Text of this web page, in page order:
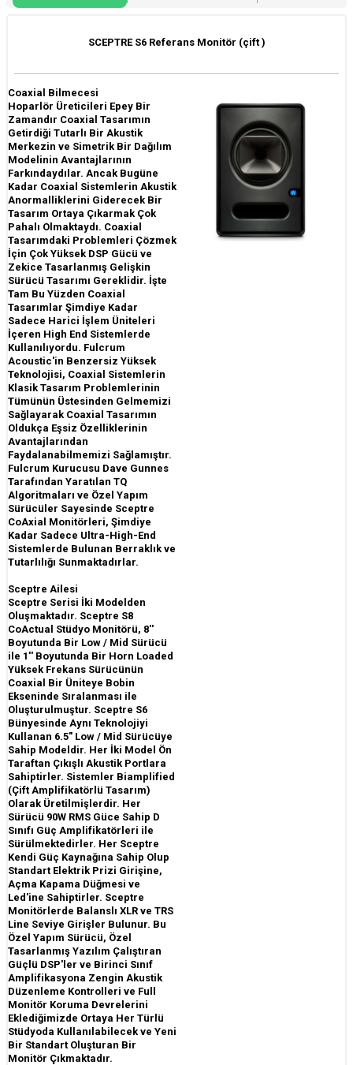
SCEPTRE S6 Referans Monitör (çift )
Coaxial Bilmecesi
Hoparlör Üreticileri Epey Bir
Zamandır Coaxial Tasarımın
Getirdiği Tutarlı Bir Akustik
Merkezin ve Simetrik Bir Dağılım
Modelinin Avantajlarının
Farkındaydılar. Ancak Bugüne
Kadar Coaxial Sistemlerin Akustik
Anormalliklerini Giderecek Bir
Tasarım Ortaya Çıkarmak Çok
Pahalı Olmaktaydı. Coaxial
Tasarımdaki Problemleri Çözmek
İçin Çok Yüksek DSP Gücü ve
Zekice Tasarlanmış Gelişkin
Sürücü Tasarımı Gereklidir. İşte
Tam Bu Yüzden Coaxial
Tasarımlar Şimdiye Kadar
Sadece Harici İşlem Üniteleri
İçeren High End Sistemlerde
Kullanılıyordu. Fulcrum
Acoustic'in Benzersiz Yüksek
Teknolojisi, Coaxial Sistemlerin
Klasik Tasarım Problemlerinin
Tümünün Üstesinden Gelmemizi
Sağlayarak Coaxial Tasarımın
Oldukça Eşsiz Özelliklerinin
Avantajlarından
Faydalanabilmemizi Sağlamıştır.
Fulcrum Kurucusu Dave Gunnes
Tarafından Yaratılan TQ
Algoritmaları ve Özel Yapım
Sürücüler Sayesinde Sceptre
CoAxial Monitörleri, Şimdiye
Kadar Sadece Ultra-High-End
Sistemlerde Bulunan Berraklık ve
Tutarlılığı Sunmaktadırlar.
Sceptre Ailesi
Sceptre Serisi İki Modelden
Oluşmaktadır. Sceptre S8
CoActual Stüdyo Monitörü, 8''
Boyutunda Bir Low / Mid Sürücü
ile 1'' Boyutunda Bir Horn Loaded
Yüksek Frekans Sürücünün
Coaxial Bir Üniteye Bobin
Ekseninde Sıralanması ile
Oluşturulmuştur. Sceptre S6
Bünyesinde Aynı Teknolojiyi
Kullanan 6.5" Low / Mid Sürücüye
Sahip Modeldir. Her İki Model Ön
Taraftan Çıkışlı Akustik Portlara
Sahiptirler. Sistemler Biamplified
(Çift Amplifikatörlü Tasarım)
Olarak Üretilmişlerdir. Her
Sürücü 90W RMS Güce Sahip D
Sınıfı Güç Amplifikatörleri ile
Sürülmektedirler. Her Sceptre
Kendi Güç Kaynağına Sahip Olup
Standart Elektrik Prizi Girişine,
Açma Kapama Düğmesi ve
Led'ine Sahiptirler. Sceptre
Monitörlerde Balanslı XLR ve TRS
Line Seviye Girişler Bulunur. Bu
Özel Yapım Sürücü, Özel
Tasarlanmış Yazılım Çalıştıran
Güçlü DSP'ler ve Birinci Sınıf
Amplifikasyona Zengin Akustik
Düzenleme Kontrolleri ve Full
Monitör Koruma Devrelerini
Eklediğimizde Ortaya Her Türlü
Stüdyoda Kullanılabilecek ve Yeni
Bir Standart Oluşturan Bir
Monitör Çıkmaktadır.